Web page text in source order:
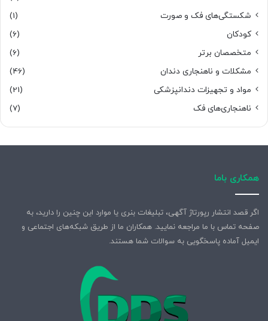
شکستگی‌های فک و صورت
(1)
کودکان
(6)
متخصصان برتر
(6)
مشکلات و ناهنجاری دندان
(46)
مواد و تجهیزات دندانپزشکی
(21)
ناهنجاری‌های فک
(7)
همکاری باما
اگر قصد انتشار رپورتاژ آگهی، تبلیغات بنری یا موارد این چنین را دارید، به
صفحه تماس با ما مراجعه نمایید. همکاران ما از طریق شبکه‌های اجتماعی و
ایمیل آماده پاسخگویی به سوالات شما هستند.